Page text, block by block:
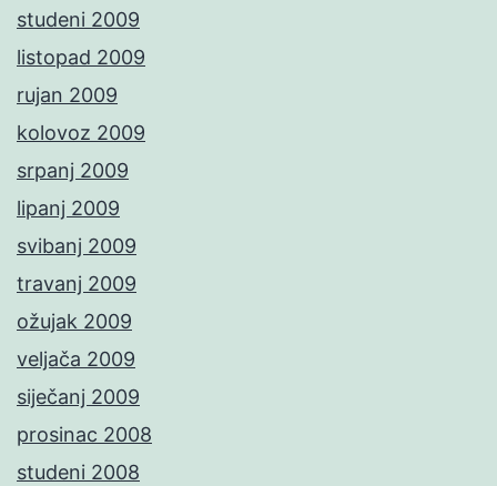
studeni 2009
listopad 2009
rujan 2009
kolovoz 2009
srpanj 2009
lipanj 2009
svibanj 2009
travanj 2009
ožujak 2009
veljača 2009
siječanj 2009
prosinac 2008
studeni 2008